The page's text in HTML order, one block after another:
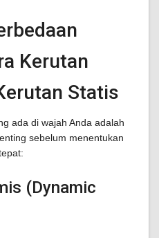
Kerutan
Statis
ada di wajah Anda adalah
sebelum menentukan
(Dynamic